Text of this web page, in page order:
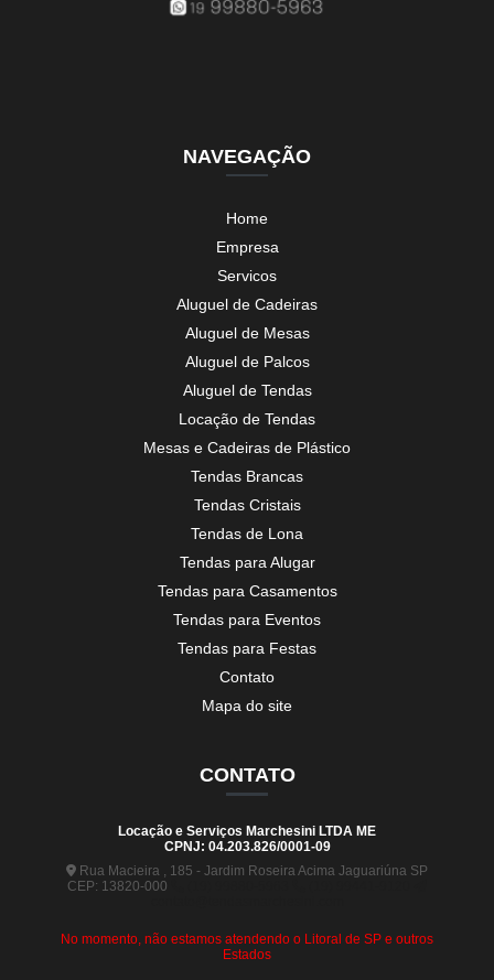
NAVEGAÇÃO
Home
Empresa
Servicos
Aluguel de Cadeiras
Aluguel de Mesas
Aluguel de Palcos
Aluguel de Tendas
Locação de Tendas
Mesas e Cadeiras de Plástico
Tendas Brancas
Tendas Cristais
Tendas de Lona
Tendas para Alugar
Tendas para Casamentos
Tendas para Eventos
Tendas para Festas
Contato
Mapa do site
CONTATO
Locação e Serviços Marchesini LTDA ME
CPNJ: 04.203.826/0001-09
Rua Macieira , 185 - Jardim Roseira Acima Jaguariúna SP
CEP: 13820-000
No momento, não estamos atendendo o Litoral de SP e outros
Estados